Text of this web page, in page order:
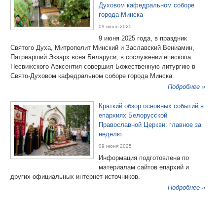
Духовом кафедральном соборе
города Минска
09 июня 2025
9 июня 2025 года, в праздник
Святого Духа, Митрополит Минский и Заславский Вениамин,
Патриарший Экзарх всея Беларуси, в сослужении епископа
Несвижского Авксентия совершил Божественную литургию в
Свято-Духовом кафедральном соборе города Минска.
Подробнее »
Краткий обзор основных событий в
епархиях Белорусской
Православной Церкви: главное за
неделю
09 июня 2025
Информация подготовлена по
материалам сайтов епархий и
других официальных интернет-источников.
Подробнее »